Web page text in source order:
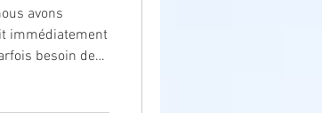
avons
immédiatement
besoin de